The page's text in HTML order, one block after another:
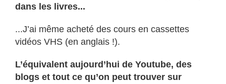
dans les livres...
...J’ai même acheté des cours en cassettes
vidéos VHS (en anglais !).
L’équivalent aujourd’hui de Youtube, des
blogs et tout ce qu’on peut trouver sur